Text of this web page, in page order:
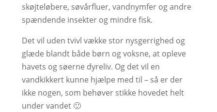
skøjteløbere, søvårfluer, vandnymfer og andre
spændende insekter og mindre fisk.
Det vil uden tvivl vække stor nysgerrighed og
glæde blandt både børn og voksne, at opleve
havets og søerne dyreliv. Og det vil en
vandkikkert kunne hjælpe med til – så er der
ikke nogen, som behøver stikke hovedet helt
under vandet 🙂